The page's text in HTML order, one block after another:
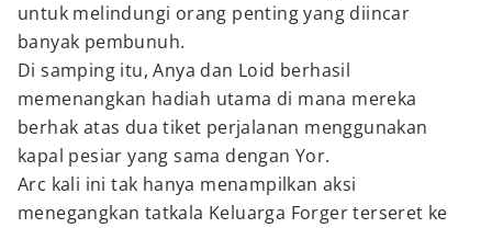
untuk melindungi orang penting yang diincar
banyak pembunuh.
Di samping itu, Anya dan Loid berhasil
memenangkan hadiah utama di mana mereka
berhak atas dua tiket perjalanan menggunakan
kapal pesiar yang sama dengan Yor.
Arc kali ini tak hanya menampilkan aksi
menegangkan tatkala Keluarga Forger terseret ke